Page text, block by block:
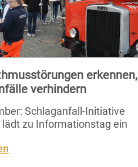
erkennen,
verhindern
Schlaganfall-Initiative
lädt zu Informationstag ein